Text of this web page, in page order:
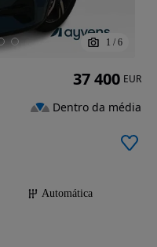
1 / 6
Automática
37 400 EUR
Dentro da média